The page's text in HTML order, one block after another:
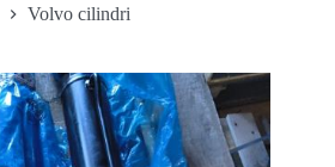
Volvo cilindri